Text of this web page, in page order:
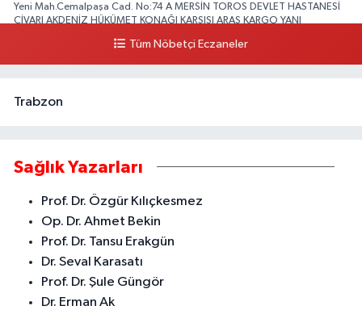
Yeni Mah.Cemalpaşa Cad. No:74 A MERSİN TOROS DEVLET HASTANESİ
CİVARI AKDENİZ HÜKÜMET KONAĞI KARŞISI ARAS KARGO YANI
Yol Tarifi Al
Tüm Nöbetçi Eczaneler
Trabzon
Sağlık Yazarları
Prof. Dr. Özgür Kılıçkesmez
Op. Dr. Ahmet Bekin
Prof. Dr. Tansu Erakgün
Dr. Seval Karasatı
Prof. Dr. Şule Güngör
Dr. Erman Ak